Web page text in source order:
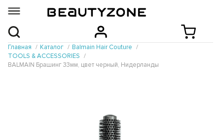
Главная Каталог
Balmain Hair Couture
TOOLS & ACCESSORIES
BALMAIN Брашинг 33мм, цвет черный, Нидерланды